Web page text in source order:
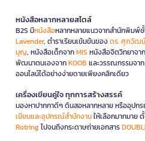
หนังสือหลากหลายสไตล์
B2S มีหนังสือหลากหลายแนวจากสำนักพิมพ์ชั้
Lavender, ตำราเรียนเข้มข้นของดร. ศุภวัฒ
บุญ, หนังสือเด็กจากMIS หนังสือจิตวิทยาจาก
พัฒนาตนเองจากKOOB และวรรณกรรมจาก
ออนไลน์ได้อย่างง่ายดายเพียงคลิกเดียว
เครื่องเขียนคู่ใจ ทุกการสร้างสรรค์
มองหาปากกาดีๆ ดินสอหลากหลาย หรืออุปก
เขียนและอุปกรณ์สำนักงานให้เลือกมากมาย
Rotringไปจนถึงกระดาษถ่ายเอกสาร